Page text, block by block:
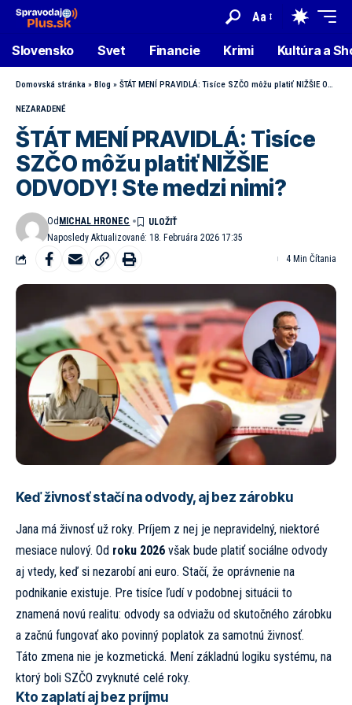
Aa
Slovensko Svet Financie Krimi Kultúra a
Domovská stránka » Blog » ŠTÁT MENÍ PRAVIDLÁ: Tisíce SZČO môžu platiť NIŽŠIE ODVODY! Ste medzi nimi?
NEZARADENÉ
ŠTÁT MENÍ PRAVIDLÁ: Tisíce
SZČO môžu platiť NIŽŠIE
ODVODY! Ste medzi nimi?
Naposledy Aktualizované: 18. Februára 2026 17:35
Od MICHAL HRONEC
4 Min Čítania
Keď živnosť stačí na odvody, aj bez zárobku
Jana má živnosť už roky. Príjem z nej je nepravidelný, niektoré
mesiace nulový. Od roku 2026 však bude platiť sociálne odvody
aj vtedy, keď si nezarobí ani euro. Stačí, že oprávnenie na
podnikanie existuje. Pre tisíce ľudí v podobnej situácii to
znamená novú realitu: odvody sa odviažu od skutočného zárobku
a začnú fungovať ako povinný poplatok za samotnú živnosť.
Táto zmena nie je kozmetická. Mení základnú logiku systému, na
ktorý boli SZČO zvyknuté celé roky.
Kto zaplatí aj bez príjmu